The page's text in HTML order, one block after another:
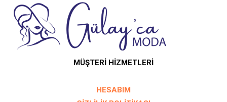
MÜŞTERİ HİZMETLERİ
HESABIM